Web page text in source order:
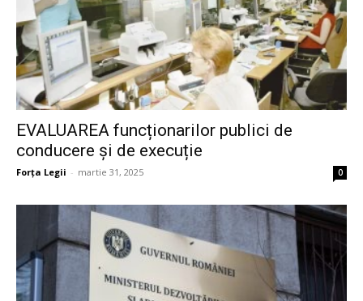
EVALUAREA funcționarilor publici de
conducere și de execuție
Forța Legii - martie 31, 2025 0